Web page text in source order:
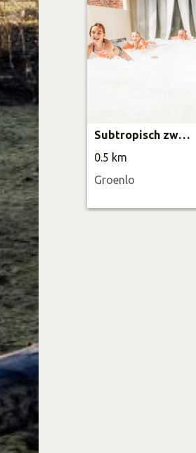
Subtropisch zwembad Marveld Recreatie
0.5 km
Groenlo